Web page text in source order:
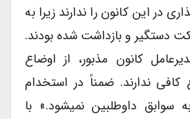
در این کانون را ندارند زیرا به
دستگیر و بازداشت شده بودند.
کانون مذبور، از اوضاع
ندارند. ضمناً در استخدام
سوابق داوطلبین نمی­شود.» با